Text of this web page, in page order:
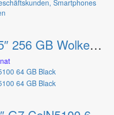
Apple iPhone Air 6,5″ 256 GB Wolkenweiß